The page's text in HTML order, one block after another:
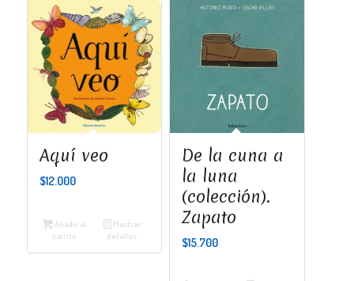
Aquí veo
$12.000
Añadir al
carrito
Mostrar
detalles
De la cuna a
la luna
(colección).
Zapato
$15.700